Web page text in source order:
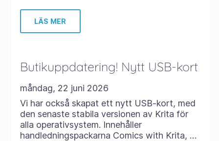
LÄS MER
Butikuppdatering! Nytt USB-kort
måndag, 22 juni 2026
Vi har också skapat ett nytt USB-kort, med
den senaste stabila versionen av Krita för
alla operativsystem. Innehåller
handledningspackarna Comics with Krita, …